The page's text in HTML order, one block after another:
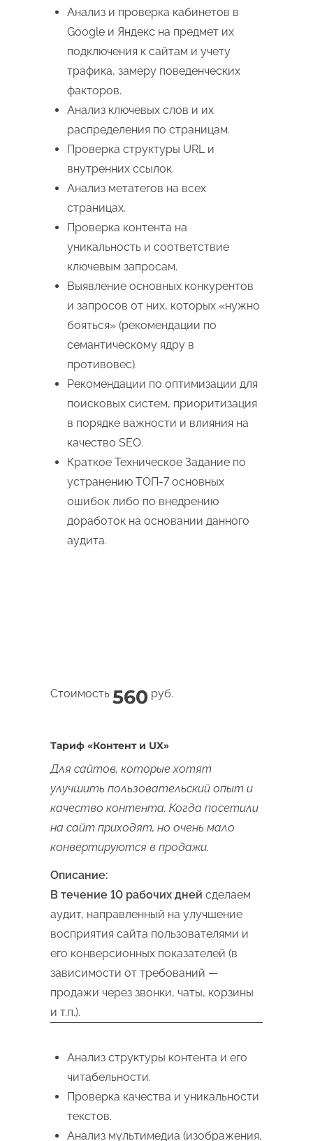
Анализ и проверка кабинетов в
Google и Яндекс на предмет их
подключения к сайтам и учету
трафика, замеру поведенческих
факторов.
Анализ ключевых слов и их
распределения по страницам.
Проверка структуры URL и
внутренних ссылок.
Анализ метатегов на всех
страницах.
Проверка контента на
уникальность и соответствие
ключевым запросам.
Выявление основных конкурентов
и запросов от них, которых «нужно
бояться» (рекомендации по
семантическому ядру в
противовес).
Рекомендации по оптимизации для
поисковых систем, приоритизация
в порядке важности и влияния на
качество SEO.
Краткое Техническое Задание по
устранению ТОП-7 основных
ошибок либо по внедрению
доработок на основании данного
аудита.
Стоимость 560 руб.
Тариф «Контент и UX»
Для сайтов, которые хотят
улучшить пользовательский опыт и
качество контента. Когда посетили
на сайт приходят, но очень мало
конвертируются в продажи.
Описание:
В течение 10 рабочих дней сделаем
аудит, направленный на улучшение
восприятия сайта пользователями и
его конверсионных показателей (в
зависимости от требований —
продажи через звонки, чаты, корзины
и т.п.).
Анализ структуры контента и его
читабельности.
Проверка качества и уникальности
текстов.
Анализ мультимедиа (изображения,